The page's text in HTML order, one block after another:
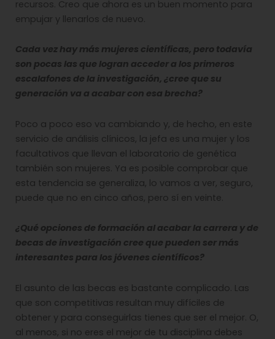
recursos. Creo que ahora es un buen momento para
empujar y llenarlos de nuevo.
Cada vez hay más mujeres científicas, pero todavía
son pocas las que logran acceder a los primeros
escalafones de la investigación, ¿cree que su
generación va a acabar con esa brecha?
Poco a poco eso va cambiando y, de hecho, en este
servicio de análisis clínicos, la jefa es una mujer y los
facultativos que llevan el laboratorio de genética
también son mujeres. Ya es posible comprobar que
esta tendencia se generaliza, lo vamos a ver, seguro,
puede que no en cinco años, pero sí en veinte.
¿Qué opciones de formación al acabar la carrera y de
becas de investigación cree que pueden ser más
interesantes para los jóvenes científicos?
El asunto de las becas es bastante complicado. Las
que son competitivas resultan muy difíciles de
obtener y para conseguirlas tienes que ser el mejor. O,
al menos, si no eres el mejor de tu disciplina debes